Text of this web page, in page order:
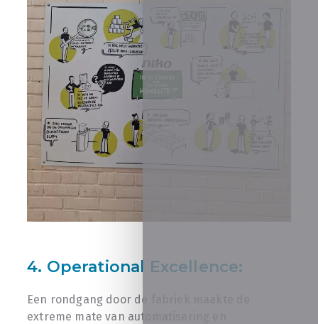
4. Operational Excellence:
Een rondgang door de fabriek maakte de
extreme mate van automatisering en